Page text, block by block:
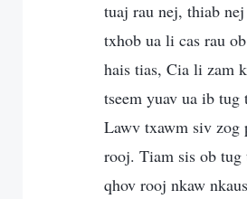
tuaj rau nej, thiab
txhob ua li cas rau
hais tias, Cia li zam
tseem yuav ua ib
Lawv txawm siv zog
rooj. Tiam sis ob tug
qhov rooj nkaw